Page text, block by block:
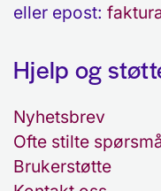
eller epost:
Hjelp og
Nyhetsbrev
Ofte stilte
Brukerstøtte